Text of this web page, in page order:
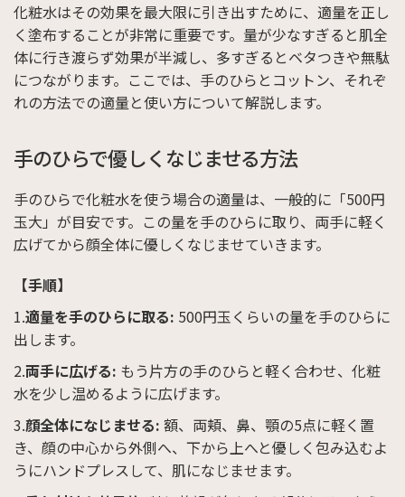
化粧水はその効果を最大限に引き出すために、適量を正し
く塗布することが非常に重要です。量が少なすぎると肌全
体に行き渡らず効果が半減し、多すぎるとベタつきや無駄
につながります。ここでは、手のひらとコットン、それぞ
れの方法での適量と使い方について解説します。
手のひらで優しくなじませる方法
手のひらで化粧水を使う場合の適量は、一般的に「500円
玉大」が目安です。この量を手のひらに取り、両手に軽く
広げてから顔全体に優しくなじませていきます。
【手順】
適量を手のひらに取る: 500円玉くらいの量を手のひらに
出します。
両手に広げる: もう片方の手のひらと軽く合わせ、化粧
水を少し温めるように広げます。
顔全体になじませる: 額、両頬、鼻、顎の5点に軽く置
き、顔の中心から外側へ、下から上へと優しく包み込むよ
うにハンドプレスして、肌になじませます。